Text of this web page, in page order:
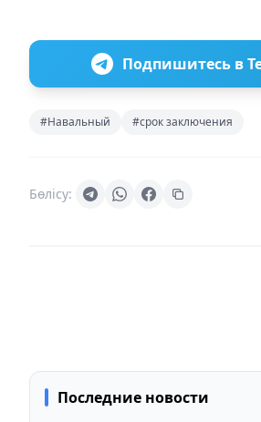
Подпишитесь в
#Навальный #срок заключения
Бөлісу:
Последние новости